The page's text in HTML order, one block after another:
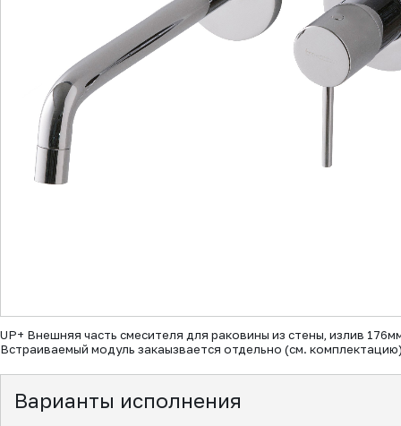
UP+ Внешняя часть смесителя для раковины из стены, излив
Встраиваемый модуль закаызвается отдельно (см.
Варианты исполнения